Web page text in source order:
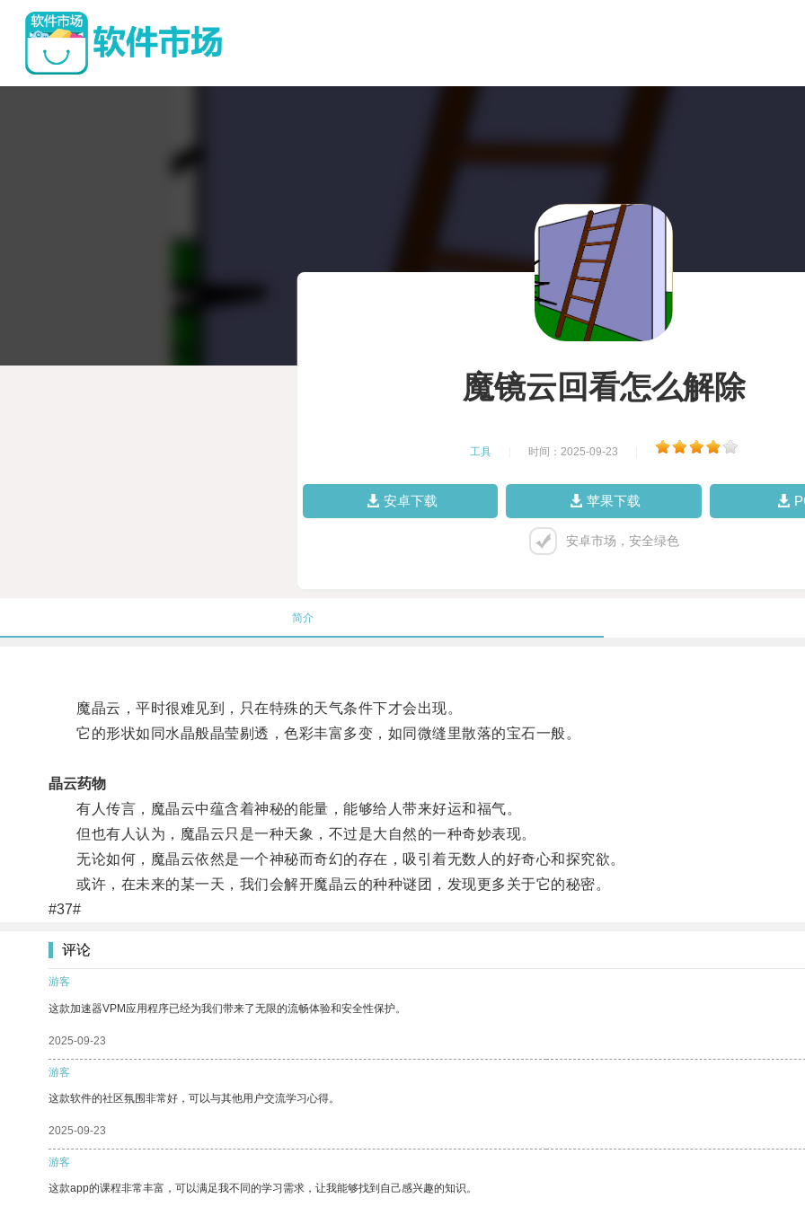
魔镜云回看怎么解除
工具 时间：2025-09-23
安卓下载 苹果下载
安卓市场，安全绿色
简介
魔晶云，平时很难见到，只在特殊的天气条件下才会出现。
它的形状如同水晶般晶莹剔透，色彩丰富多变，如同微缝里散落的宝石一般。
晶云药物
有人传言，魔晶云中蕴含着神秘的能量，能够给人带来好运和福气。
但也有人认为，魔晶云只是一种天象，不过是大自然的一种奇妙表现。
无论如何，魔晶云依然是一个神秘而奇幻的存在，吸引着无数人的好奇心和探究欲。
或许，在未来的某一天，我们会解开魔晶云的种种谜团，发现更多关于它的秘密。
#37#
评论
游客
这款加速器VPM应用程序已经为我们带来了无限的流畅体验和安全性保护。
2025-09-23
游客
这款软件的社区氛围非常好，可以与其他用户交流学习心得。
2025-09-23
游客
这款app的课程非常丰富，可以满足我不同的学习需求，让我能够找到自己感兴趣的知识。